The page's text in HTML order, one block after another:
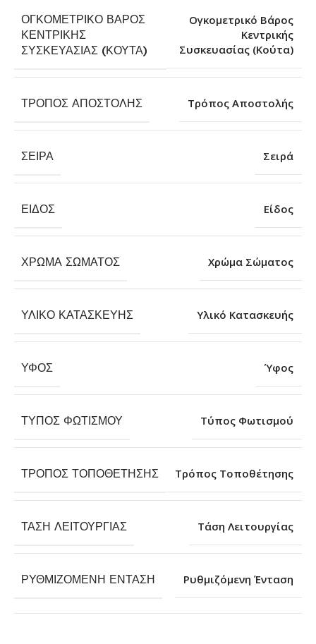
ΟΓΚΟΜΕΤΡΙΚΌ ΒΆΡΟΣ
ΚΕΝΤΡΙΚΉΣ
ΣΥΣΚΕΥΑΣΊΑΣ (ΚΟΎΤΑ)
Ογκομετρικό Βάρος
Κεντρικής
Συσκευασίας (Κούτα)
ΤΡΌΠΟΣ ΑΠΟΣΤΟΛΉΣ Τρόπος Αποστολής
ΣΕΙΡΆ Σειρά
ΕΊΔΟΣ Είδος
ΧΡΏΜΑ ΣΏΜΑΤΟΣ Χρώμα Σώματος
ΥΛΙΚΌ ΚΑΤΑΣΚΕΥΉΣ Υλικό Κατασκευής
ΎΦΟΣ Ύφος
ΤΎΠΟΣ ΦΩΤΙΣΜΟΎ Τύπος Φωτισμού
ΤΡΌΠΟΣ ΤΟΠΟΘΈΤΗΣΗΣ Τρόπος Τοποθέτησης
ΤΆΣΗ ΛΕΙΤΟΥΡΓΊΑΣ Τάση Λειτουργίας
ΡΥΘΜΙΖΌΜΕΝΗ ΈΝΤΑΣΗ Ρυθμιζόμενη Ένταση